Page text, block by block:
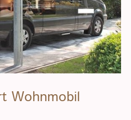
Wohnmobil